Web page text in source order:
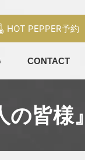
HOT PEPPER予約
CONTACT
皆様』